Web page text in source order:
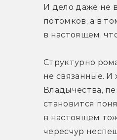
И дело даже не
потомков, а в
в настоящем,
Структурно
не связанные.
Владычества,
становится
в настоящем
чересчур